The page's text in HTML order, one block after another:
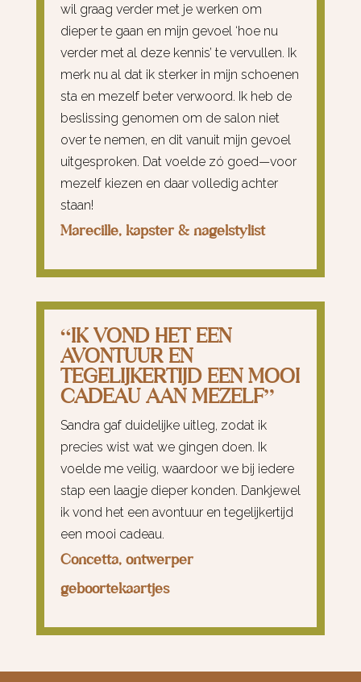
wil graag verder met je werken om
dieper te gaan en mijn gevoel ‘hoe nu
verder met al deze kennis’ te vervullen. Ik
merk nu al dat ik sterker in mijn schoenen
sta en mezelf beter verwoord. Ik heb de
beslissing genomen om de salon niet
over te nemen, en dit vanuit mijn gevoel
uitgesproken. Dat voelde zó goed—voor
mezelf kiezen en daar volledig achter
staan!
Marecille, kapster & nagelstylist
“IK VOND HET EEN
AVONTUUR EN
TEGELIJKERTIJD EEN MOOI
CADEAU AAN MEZELF”
Sandra gaf duidelijke uitleg, zodat ik
precies wist wat we gingen doen. Ik
voelde me veilig, waardoor we bij iedere
stap een laagje dieper konden. Dankjewel
ik vond het een avontuur en tegelijkertijd
een mooi cadeau.
Concetta, ontwerper
geboortekaartjes